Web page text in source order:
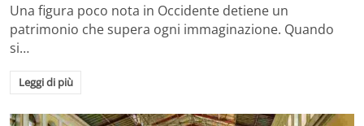
Una figura poco nota in Occidente detiene un
patrimonio che supera ogni immaginazione. Quando
si…
Leggi di più